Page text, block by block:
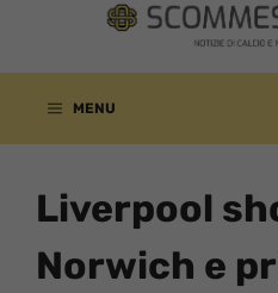
contenuto
MENU
Liverpool
Norwich e